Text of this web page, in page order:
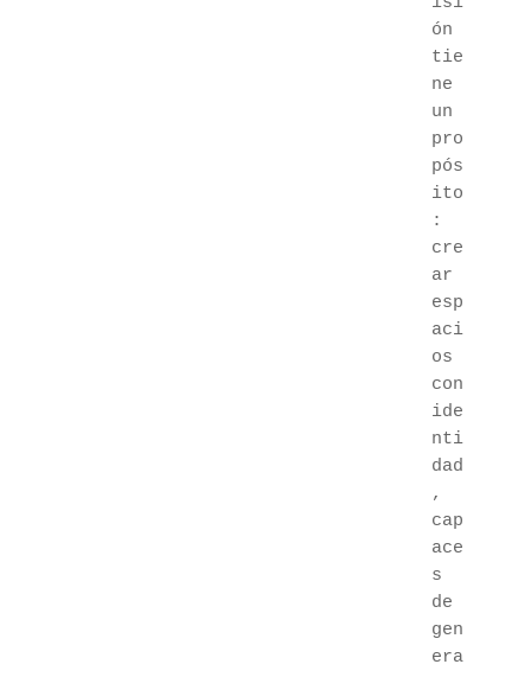
ón
tie
ne
un
pro
pós
ito
:
cre
ar
esp
aci
os
con
ide
nti
dad
,
cap
ace
s
de
gen
era